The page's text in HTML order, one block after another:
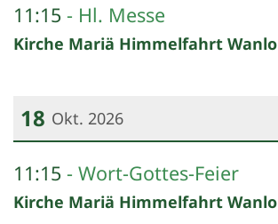
11:15 Hl. Messe
Kirche Mariä Himmelfahrt Wanlo
18 Okt. 2026
11:15 Wort-Gottes-Feier
Kirche Mariä Himmelfahrt Wanlo